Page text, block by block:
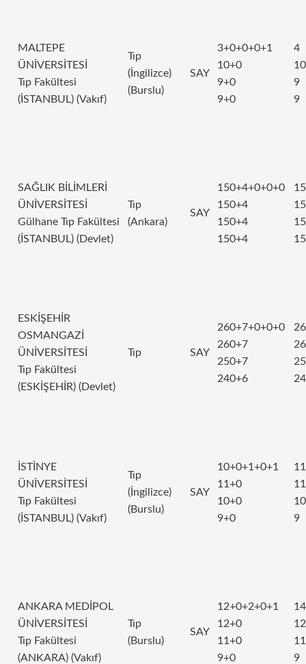
MALTEPE
ÜNİVERSİTESİ
Tıp Fakültesi
(İSTANBUL) (Vakıf)
Tıp
(İngilizce)
(Burslu)
SAY
3+0+0+0+1
10+0
9+0
9+0
4
10
9
9
SAĞLIK BİLİMLERİ
ÜNİVERSİTESİ
Gülhane Tıp Fakültesi
(İSTANBUL) (Devlet)
Tıp
(Ankara)
SAY
150+4+0+0+0
150+4
150+4
150+4
ESKİŞEHİR
OSMANGAZİ
ÜNİVERSİTESİ
Tıp Fakültesi
(ESKİŞEHİR) (Devlet)
Tıp SAY
260+7+0+0+0
260+7
250+7
240+6
İSTİNYE
ÜNİVERSİTESİ
Tıp Fakültesi
(İSTANBUL) (Vakıf)
Tıp
(İngilizce)
(Burslu)
SAY
10+0+1+0+1
11+0
10+0
9+0
11
11
10
9
ANKARA MEDİPOL
ÜNİVERSİTESİ
Tıp Fakültesi
(ANKARA) (Vakıf)
Tıp
(Burslu)
SAY
12+0+2+0+1
12+0
11+0
9+0
14
12
11
9